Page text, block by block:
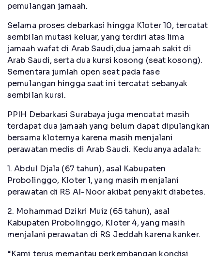
pemulangan jamaah.
Selama proses debarkasi hingga Kloter 10, tercatat
sembilan mutasi keluar, yang terdiri atas lima
jamaah wafat di Arab Saudi,dua jamaah sakit di
Arab Saudi, serta dua kursi kosong (seat kosong).
Sementara jumlah open seat pada fase
pemulangan hingga saat ini tercatat sebanyak
sembilan kursi.
PPIH Debarkasi Surabaya juga mencatat masih
terdapat dua jamaah yang belum dapat dipulangkan
bersama kloternya karena masih menjalani
perawatan medis di Arab Saudi. Keduanya adalah:
1. Abdul Djala (67 tahun), asal Kabupaten
Probolinggo, Kloter 1, yang masih menjalani
perawatan di RS Al-Noor akibat penyakit diabetes.
2. Mohammad Dzikri Muiz (65 tahun), asal
Kabupaten Probolinggo, Kloter 4, yang masih
menjalani perawatan di RS Jeddah karena kanker.
“Kami terus memantau perkembangan kondisi